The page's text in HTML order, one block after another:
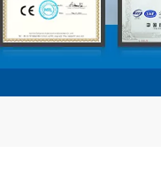
ເຄື່ອງອ່ານບັດ USB
ສາຍ